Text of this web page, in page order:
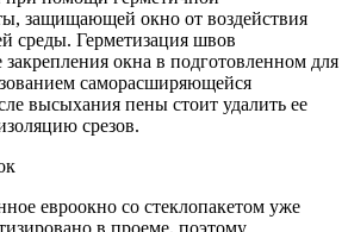
защищающей окно от воздействия
среды. Герметизация швов
закрепления окна в подготовленном для
саморасширяющейся
высыхания пены стоит удалить ее
срезов.
евроокно со стеклопакетом уже
в проеме, поэтому